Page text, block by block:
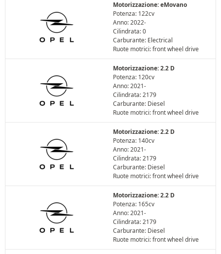
Motorizzazione: eMovano
Potenza: 122cv
Anno: 2022-
Cilindrata: 0
Carburante: Electrical
Ruote motrici: front wheel drive
Motorizzazione: 2.2 D
Potenza: 120cv
Anno: 2021-
Cilindrata: 2179
Carburante: Diesel
Ruote motrici: front wheel drive
Motorizzazione: 2.2 D
Potenza: 140cv
Anno: 2021-
Cilindrata: 2179
Carburante: Diesel
Ruote motrici: front wheel drive
Motorizzazione: 2.2 D
Potenza: 165cv
Anno: 2021-
Cilindrata: 2179
Carburante: Diesel
Ruote motrici: front wheel drive